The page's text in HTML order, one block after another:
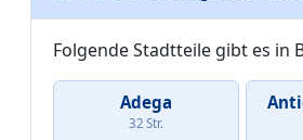
Folgende Stadtteile gibt es in
Adega
32 Str.